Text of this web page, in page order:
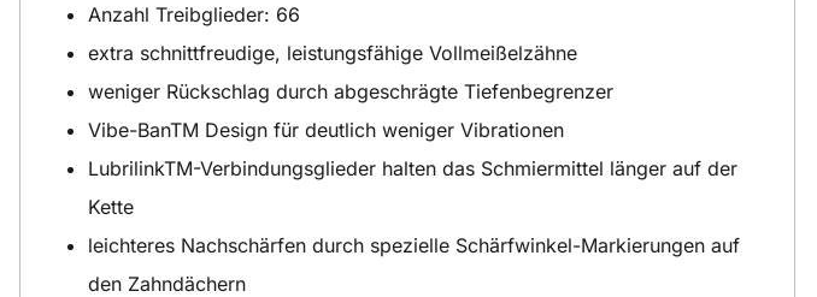
Anzahl Treibglieder: 66
extra schnittfreudige, leistungsfähige Vollmeißelzähne
weniger Rückschlag durch abgeschrägte Tiefenbegrenzer
Vibe-BanTM Design für deutlich weniger Vibrationen
LubrilinkTM-Verbindungsglieder halten das Schmiermittel länger auf der
Kette
leichteres Nachschärfen durch spezielle Schärfwinkel-Markierungen auf
den Zahndächern